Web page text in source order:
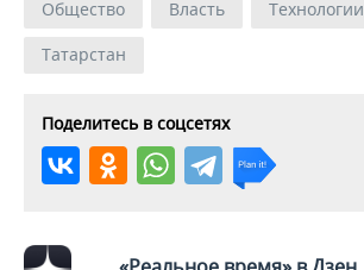
Общество Власть Технологии
Татарстан
Поделитесь в соцсетях